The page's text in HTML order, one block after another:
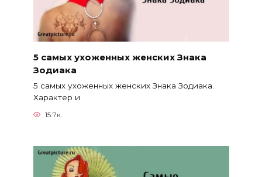
5 самых ухоженных женских Знака
Зодиака
5 самых ухоженных женских Знака Зодиака.
Характер и
15.7к.